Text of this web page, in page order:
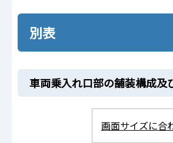
別表
車両乗入れ口部の舗装構成及
画面サイズに合